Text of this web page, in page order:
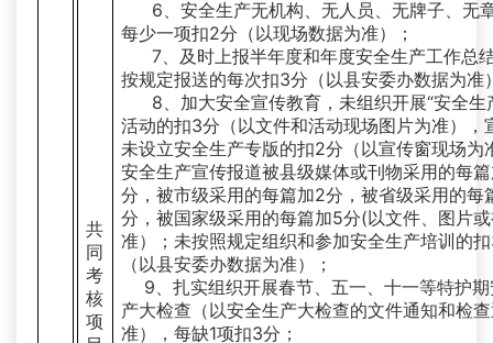
共
同
考
核
项
6、安全生产无机构、无人员、无牌子、无
每少一项扣2分（以现场数据为准）；
7、及时上报半年度和年度安全生产工作总
按规定报送的每次扣3分（以县安委办数据为准
8、加大安全宣传教育，未组织开展“安全生
活动的扣3分（以文件和活动现场图片为准），
未设立安全生产专版的扣2分（以宣传窗现场为
安全生产宣传报道被县级媒体或刊物采用的每篇
分，被市级采用的每篇加2分，被省级采用的每
分，被国家级采用的每篇加5分(以文件、图片
准）；未按照规定组织和参加安全生产培训的
（以县安委办数据为准）；
9、扎实组织开展春节、五一、十一等特护
产大检查（以安全生产大检查的文件通知和检
准），每缺1项扣3分；